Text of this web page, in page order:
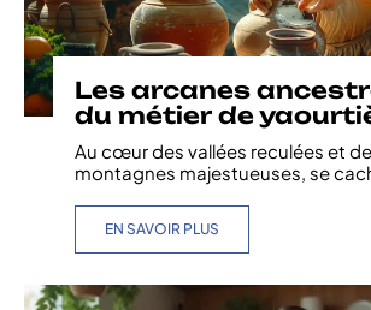
Les arcanes
du métier de
Au cœur des vallées reculées et
montagnes majestueuses, se
EN SAVOIR PLUS